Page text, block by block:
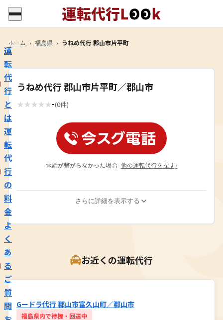
運
転
代
行
と
は
運
転
代
行
の
料
金
よ
く
あ
る
ご
質
問
ホーム › 福島県 › うねめ代行 郡山市片平町
うねめ代行 郡山市片平町／郡山市
★★★★★-(0件)
電話が繋がらなかった場合 他の運転代行を探す ›
さらに詳細を表示する
お近くの運転代行
Gードラ代行 郡山市富久山町／郡山市
福島県内で待機・回送中